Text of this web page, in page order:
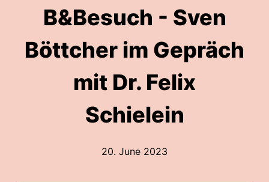
B&Besuch - Sven
Böttcher im Gepräch
mit Dr. Felix
Schielein
20. June 2023